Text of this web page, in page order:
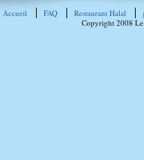
Accueil FAQ Restaurant Halal
Copyright 2008